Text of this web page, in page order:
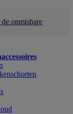
onmisbare